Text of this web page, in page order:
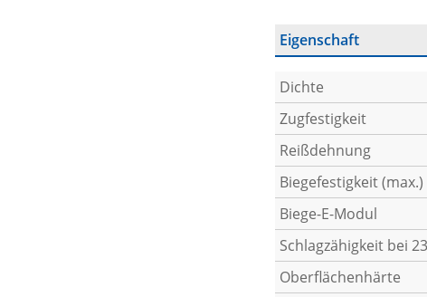
Eigenschaft
Dichte
Zugfestigkeit
Reißdehnung
Biegefestigkeit (max.)
Biege-E-Modul
Schlagzähigkeit bei
Oberflächenhärte